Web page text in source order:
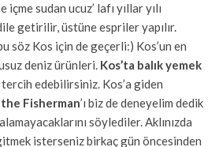
içme sudan ucuz’ lafı yıllar yılı
getirilir, üstüne espriler yapılır.
söz Kos için de geçerli:) Kos’un en
deniz ürünleri. Kos’ta balık yemek
tercih edebilirsiniz. Kos’a giden
Fisherman’ı biz de deneyelim dedik
söylediler. Aklınızda
isterseniz birkaç gün öncesinden